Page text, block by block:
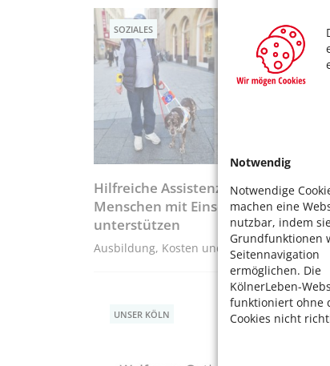
Notwendig
Notwendige
machen eine
nutzbar, indem
Grundfunktionen
Seitennavigation
ermöglichen. Die
KölnerLeben-
funktioniert ohne
Cookies nicht
SOZIALES
Hilfreiche Assistenz- wie Hunde
Menschen mit Einschränkungen
unterstützen
Ausbildung, Kosten und Förderung in Köln
UNSER KÖLN